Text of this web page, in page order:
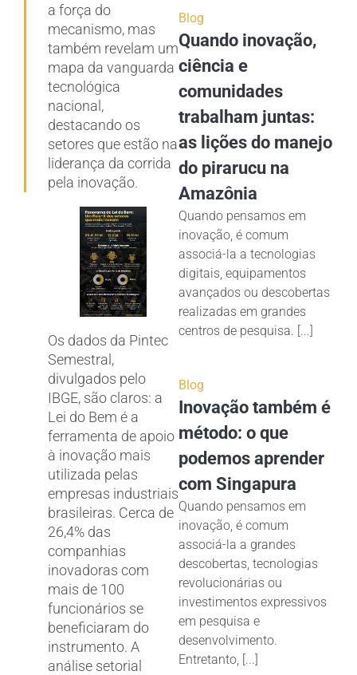
a força do
mecanismo, mas
também revelam um
mapa da vanguarda
tecnológica
nacional,
destacando os
setores que estão na
liderança da corrida
pela inovação.
Os dados da Pintec
Semestral,
divulgados pelo
IBGE, são claros: a
Lei do Bem é a
ferramenta de apoio
à inovação mais
utilizada pelas
empresas industriais
brasileiras. Cerca de
26,4% das
companhias
inovadoras com
mais de 100
funcionários se
beneficiaram do
instrumento. A
análise setorial
Blog
Quando inovação,
ciência e
comunidades
trabalham juntas:
as lições do manejo
do pirarucu na
Amazônia
Quando pensamos em
inovação, é comum
associá-la a tecnologias
digitais, equipamentos
avançados ou descobertas
realizadas em grandes
centros de pesquisa. [...]
Blog
Inovação também é
método: o que
podemos aprender
com Singapura
Quando pensamos em
inovação, é comum
associá-la a grandes
descobertas, tecnologias
revolucionárias ou
investimentos expressivos
em pesquisa e
desenvolvimento.
Entretanto, [...]